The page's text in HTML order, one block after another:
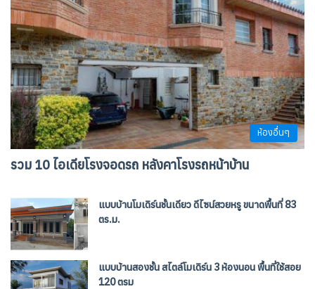
ห้องอื่นๆ
รวม 10 ไอเดียโรงจอดรถ หลังคาโรงรถหน้าบ้าน
แบบบ้านโมเดิร์นชั้นเดียว ดีไซน์สวยหรู ขนาดพื้นที่ 83
ตร.ม.
แบบบ้านสองชั้น สไตล์โมเดิร์น 3 ห้องนอน พื้นที่ใช้สอย
120 ตรม